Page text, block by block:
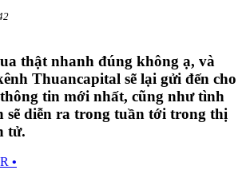
thật nhanh đúng không ạ, và
Thuancapital sẽ lại gửi đến cho
tin mới nhất, cũng như tình
sẽ diễn ra trong tuần tới trong thị
tử.
•